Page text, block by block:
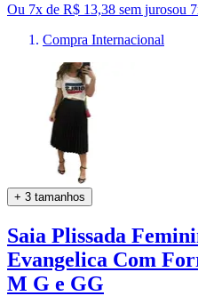
Ou 7x de R$ 13,38 sem jurosou 7
Compra Internacional
+ 3 tamanhos
Saia Plissada
Evangelica Com
M G e GG